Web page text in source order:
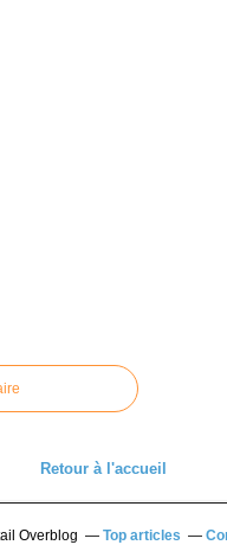
Retour à l'accueil
Overblog Top articles